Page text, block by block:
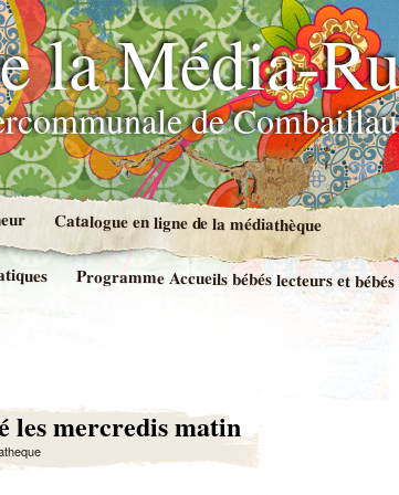
la Média-
de
Catalogue en ligne de la médiathèque
Programme Accueils bébés lecteurs et
les mercredis matin